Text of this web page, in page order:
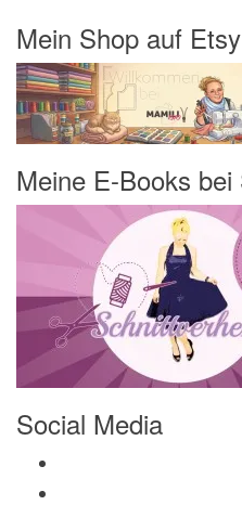
Mein Shop auf Etsy
Meine E-Books
Social Media